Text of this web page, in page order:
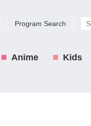
Program Search
Anime Kids